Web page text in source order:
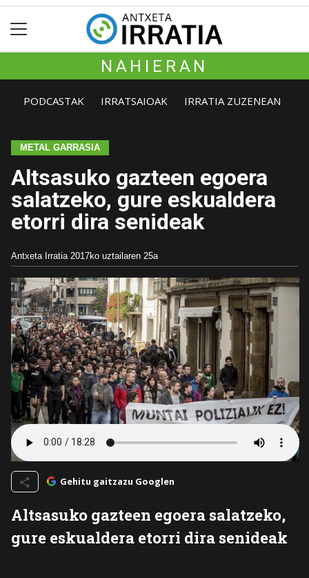
NAHIERAN
PODCASTAK IRRATSAIOAK IRRATIA ZUZENEAN
METAL GARRASIA
Altsasuko gazteen egoera
salatzeko, gure eskualdera
etorri dira senideak
Antxeta Irratia 2017ko uztailaren 25a
Gehitu gaitzazu Googlen
Altsasuko gazteen egoera salatzeko,
gure eskualdera etorri dira senideak